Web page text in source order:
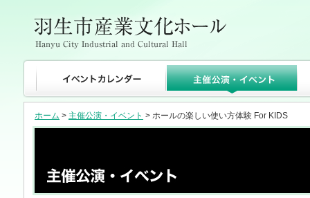
ホーム > 主催公演・イベント > ホールの楽しい使い方体験 For KIDS